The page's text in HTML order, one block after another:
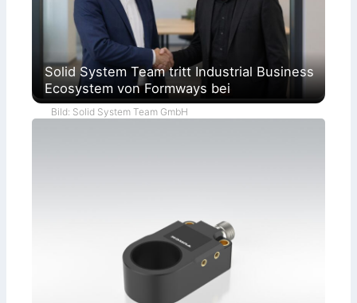
Solid System Team tritt Industrial Business
Ecosystem von Formways bei
Bild: Solid System Team GmbH